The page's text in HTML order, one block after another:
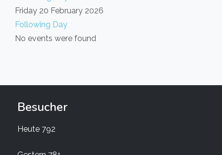
Friday 20 February 2026
Following Day
No events were found
Besucher
Heute
Gestern 781